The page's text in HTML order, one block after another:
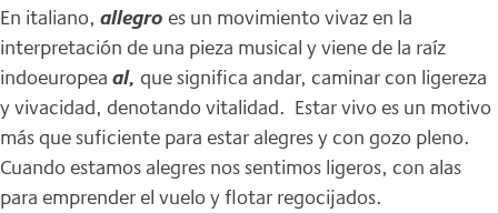
En italiano, allegroes un movimiento vivaz en la
interpretación de una pieza musical y viene de la raíz
indoeuropeaal, que significa andar, caminar con ligereza
y vivacidad, denotando vitalidad. Estar vivo es un motivo
más que suficiente para estar alegres y con gozo pleno.
Cuando estamos alegres nos sentimos ligeros, con alas
para emprender el vuelo y flotar regocijados.